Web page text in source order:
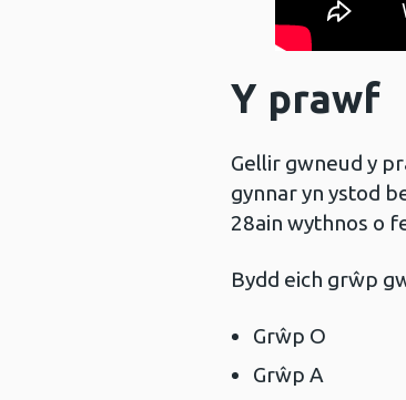
Y prawf
Gellir gwneud y
gynnar yn ystod
28ain wythnos o
Bydd eich grŵp
Grŵp O
Grŵp A